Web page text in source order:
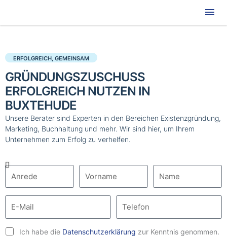
ERFOLGREICH, GEMEINSAM
GRÜNDUNGSZUSCHUSS
ERFOLGREICH NUTZEN IN
BUXTEHUDE
Unsere Berater sind Experten in den Bereichen Existenzgründung,
Marketing, Buchhaltung und mehr. Wir sind hier, um Ihrem
Unternehmen zum Erfolg zu verhelfen.
Ich habe die Datenschutzerklärung zur Kenntnis genommen.